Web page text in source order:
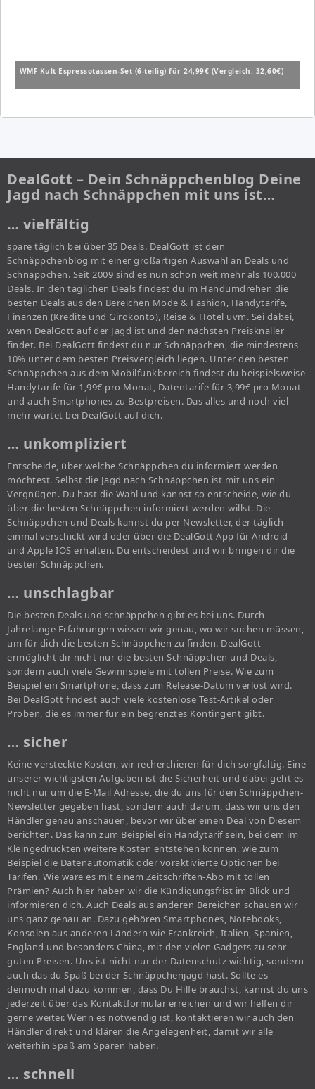
WMF Kult Espressotassen-Set (6-teilig) für 24,99€ (Vergleich: 32,60€)
DealGott – Dein Schnäppchenblog Deine
Jagd nach Schnäppchen mit uns ist…
… vielfältig
spare täglich bei über 35 Deals. DealGott ist dein
Schnäppchenblog mit einer großartigen Auswahl an Deals und
Schnäppchen. Seit 2009 sind es nun schon weit mehr als 100.000
Deals. In den täglichen Deals findest du im Handumdrehen die
besten Deals aus den Bereichen Mode & Fashion, Handytarife,
Finanzen (Kredite und Girokonto), Reise & Hotel uvm. Sei dabei,
wenn DealGott auf der Jagd ist und den nächsten Preisknaller
findet. Bei DealGott findest du nur Schnäppchen, die mindestens
10% unter dem besten Preisvergleich liegen. Unter den besten
Schnäppchen aus dem Mobilfunkbereich findest du beispielsweise
Handytarife für 1,99€ pro Monat, Datentarife für 3,99€ pro Monat
und auch Smartphones zu Bestpreisen. Das alles und noch viel
mehr wartet bei DealGott auf dich.
… unkompliziert
Entscheide, über welche Schnäppchen du informiert werden
möchtest. Selbst die Jagd nach Schnäppchen ist mit uns ein
Vergnügen. Du hast die Wahl und kannst so entscheide, wie du
über die besten Schnäppchen informiert werden willst. Die
Schnäppchen und Deals kannst du per Newsletter, der täglich
einmal verschickt wird oder über die DealGott App für Android
und Apple IOS erhalten. Du entscheidest und wir bringen dir die
besten Schnäppchen.
… unschlagbar
Die besten Deals und schnäppchen gibt es bei uns. Durch
Jahrelange Erfahrungen wissen wir genau, wo wir suchen müssen,
um für dich die besten Schnäppchen zu finden. DealGott
ermöglicht dir nicht nur die besten Schnäppchen und Deals,
sondern auch viele Gewinnspiele mit tollen Preise. Wie zum
Beispiel ein Smartphone, dass zum Release-Datum verlost wird.
Bei DealGott findest auch viele kostenlose Test-Artikel oder
Proben, die es immer für ein begrenztes Kontingent gibt.
… sicher
Keine versteckte Kosten, wir recherchieren für dich sorgfältig. Eine
unserer wichtigsten Aufgaben ist die Sicherheit und dabei geht es
nicht nur um die E-Mail Adresse, die du uns für den Schnäppchen-
Newsletter gegeben hast, sondern auch darum, dass wir uns den
Händler genau anschauen, bevor wir über einen Deal von Diesem
berichten. Das kann zum Beispiel ein Handytarif sein, bei dem im
Kleingedruckten weitere Kosten entstehen können, wie zum
Beispiel die Datenautomatik oder voraktivierte Optionen bei
Tarifen. Wie wäre es mit einem Zeitschriften-Abo mit tollen
Prämien? Auch hier haben wir die Kündigungsfrist im Blick und
informieren dich. Auch Deals aus anderen Bereichen schauen wir
uns ganz genau an. Dazu gehören Smartphones, Notebooks,
Konsolen aus anderen Ländern wie Frankreich, Italien, Spanien,
England und besonders China, mit den vielen Gadgets zu sehr
guten Preisen. Uns ist nicht nur der Datenschutz wichtig, sondern
auch das du Spaß bei der Schnäppchenjagd hast. Sollte es
dennoch mal dazu kommen, dass Du Hilfe brauchst, kannst du uns
jederzeit über das Kontaktformular erreichen und wir helfen dir
gerne weiter. Wenn es notwendig ist, kontaktieren wir auch den
Händler direkt und klären die Angelegenheit, damit wir alle
weiterhin Spaß am Sparen haben.
… schnell